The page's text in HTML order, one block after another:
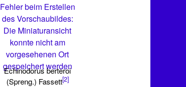
Fehler beim Erstellen
des Vorschaubildes:
Die Miniaturansicht
konnte nicht am
vorgesehenen Ort
gespeichert werden
Echinodorus berteroi
(Spreng.) Fassett[2]